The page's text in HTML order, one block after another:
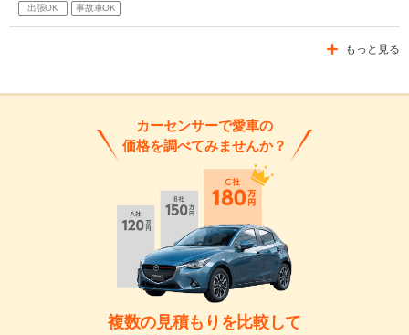
出張OK 事故車OK
もっと見る
カーセンサーで愛車の
価格を調べてみませんか？
複数の見積もりを比較して